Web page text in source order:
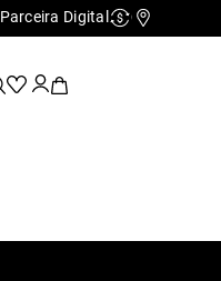
Parceira Digital Cashback